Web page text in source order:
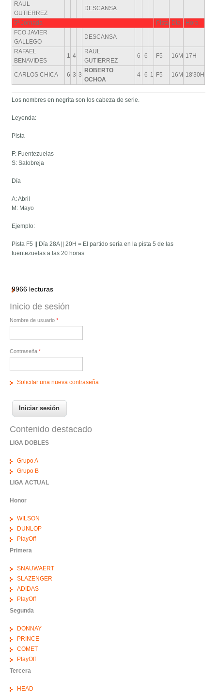
RAUL
GUTIERREZ
DESCANSA
5ª Jornada Pista Día
Hora
FCO JAVIER
GALLEGO
DESCANSA
RAFAEL
BENAVIDES
1 4
RAUL
GUTIERREZ
6 6 F5 16M 17H
CARLOS CHICA 6 3 3
ROBERTO
OCHOA
4 6 1 F5 16M 18'30H
Los nombres en negrita son los cabeza de serie.
Leyenda:
Pista
F: Fuentezuelas
S: Salobreja
Día
A: Abril
M: Mayo
Ejemplo:
Pista F5 || Día 28A || 20H = El partido sería en la pista 5 de las
fuentezuelas a las 20 horas
9966 lecturas
Inicio de sesión
Nombre de usuario *
Contraseña *
Solicitar una nueva contraseña
Contenido destacado
LIGA DOBLES
Grupo A
Grupo B
LIGA ACTUAL
Honor
WILSON
DUNLOP
PlayOff
Primera
SNAUWAERT
SLAZENGER
ADIDAS
PlayOff
Segunda
DONNAY
PRINCE
COMET
PlayOff
Tercera
HEAD